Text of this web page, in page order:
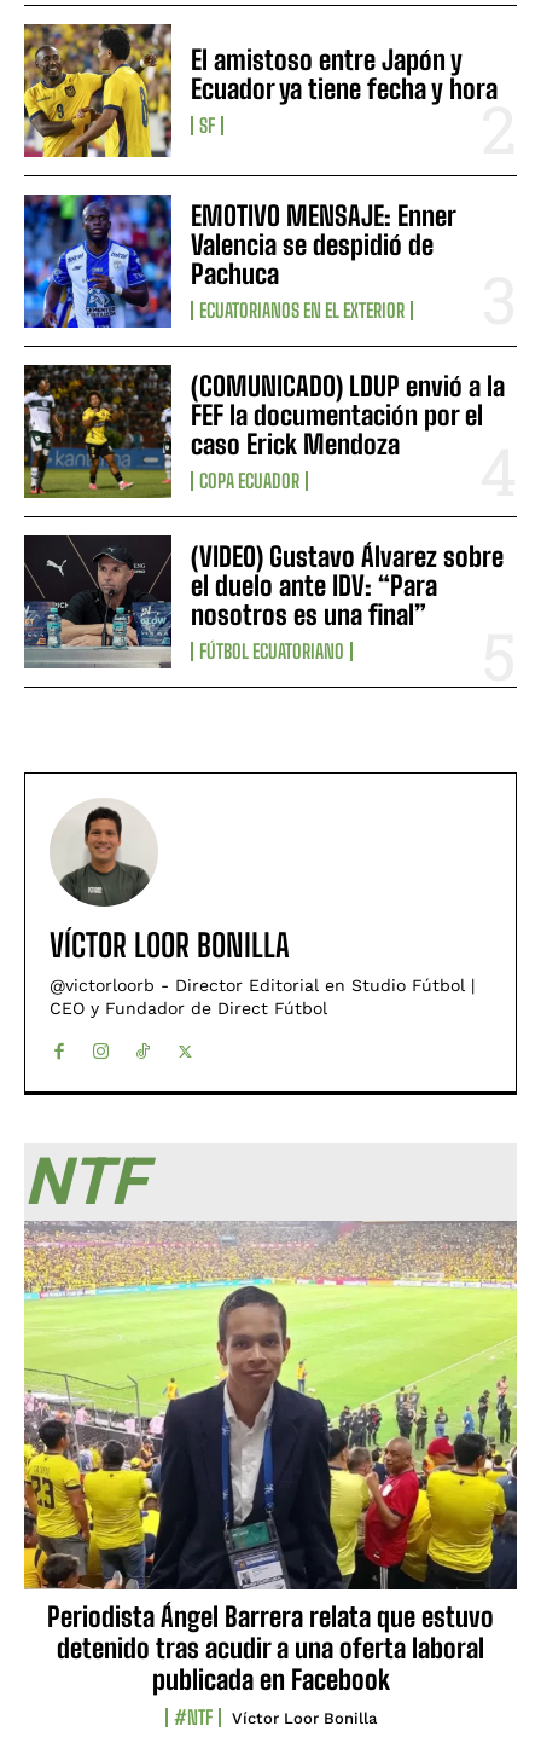
El amistoso entre Japón y
Ecuador ya tiene fecha y hora
SF
EMOTIVO MENSAJE: Enner
Valencia se despidió de
Pachuca
ECUATORIANOS EN EL EXTERIOR
(COMUNICADO) LDUP envió a la
FEF la documentación por el
caso Erick Mendoza
COPA ECUADOR
(VIDEO) Gustavo Álvarez sobre
el duelo ante IDV: “Para
nosotros es una final”
FÚTBOL ECUATORIANO
VÍCTOR LOOR BONILLA
@victorloorb - Director Editorial en Studio Fútbol |
CEO y Fundador de Direct Fútbol
NTF
Periodista Ángel Barrera relata que estuvo
detenido tras acudir a una oferta laboral
publicada en Facebook
#NTF Víctor Loor Bonilla